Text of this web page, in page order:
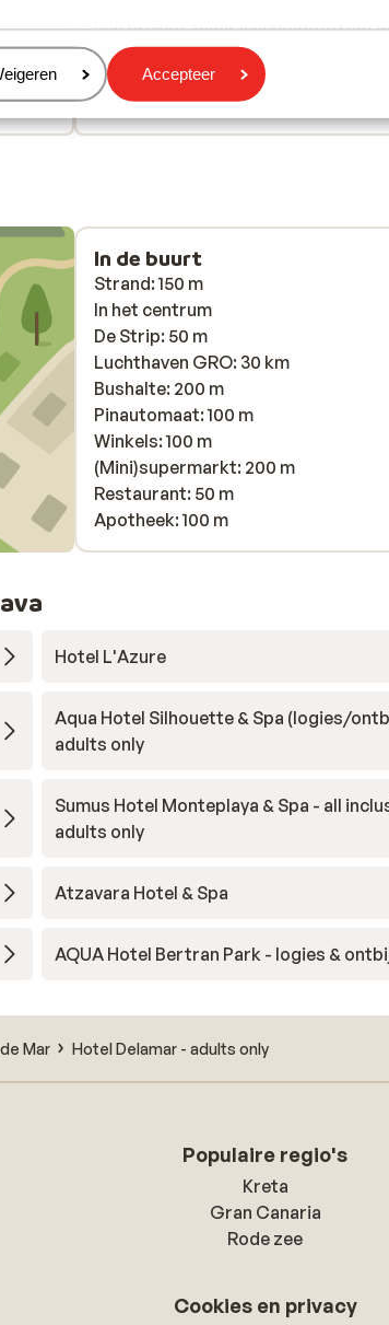
Accepteer
een drukke, maar levendige straat
maakt. De wandelafstand naar het
ver. We kregen bij aankomst zelfs
bezienswaardigheden van Lloret en
met reisinformatie.
een drukke, maar levendige straat
maakt. De wandelafstand naar het
ver. We kregen bij aankomst zelfs
AnoniemMet partner
In de buurt
Strand: 150 m
In het centrum
De Strip: 50 m
Luchthaven GRO: 30 km
Bushalte: 200 m
Pinautomaat: 100 m
Winkels: 100 m
(Mini)supermarkt: 200 m
Restaurant: 50 m
Apotheek: 100 m
Hotel L'Azure
Aqua Hotel Silhouette & Spa (logies/
adults only
Sumus Hotel Monteplaya & Spa - all
adults only
Atzavara Hotel & Spa
AQUA Hotel Bertran Park - logies &
Mar Hotel Delamar - adults only
Populaire regio's
Kreta
Gran Canaria
Rode zee
Cookies en privacy